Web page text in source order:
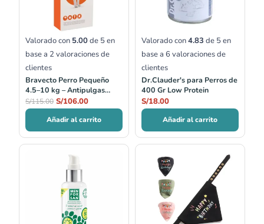
Valorado con 5.00de 5 en
base a 2 valoraciones de
clientes
Bravecto Perro Pequeño
4.5–10 kg – Antipulgas
masticable 3 meses
S/115.00 S/106.00
Añadir al carrito
Valorado con4.83 de 5 en
base a 6 valoraciones de
clientes
Dr.Clauder's para Perros de
400 Gr Low Protein
S/18.00
Añadir al carrito
precios:
desde
S/24.00
hasta